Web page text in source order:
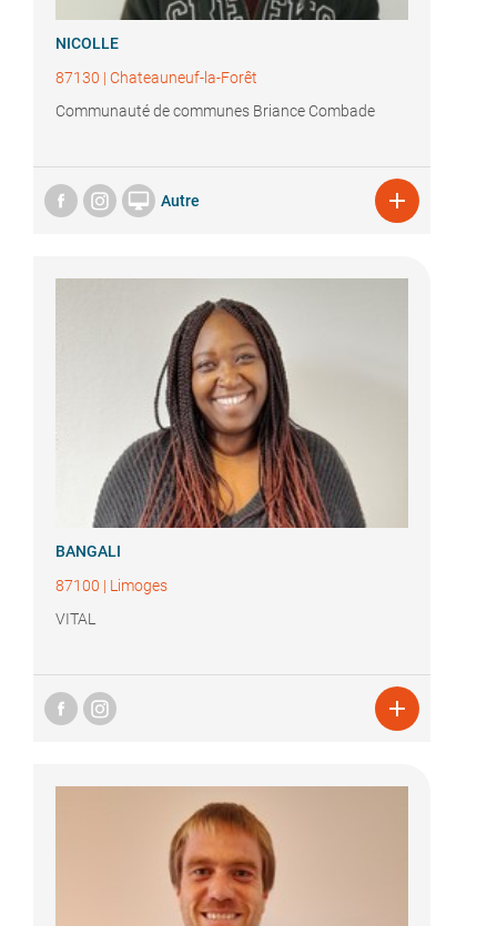
NICOLLE
87130 | Chateauneuf-la-Forêt
Communauté de communes Briance Combade
 Autre 
BANGALI
87100 | Limoges
VITAL
